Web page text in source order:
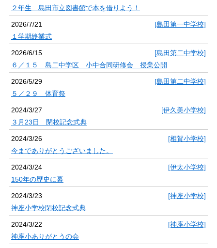
２年生 島田市立図書館で本を借りよう！
2026/7/21
[島田第一中学校]
１学期終業式
2026/6/15
[島田第二中学校]
６／１５ 島二中学区 小中合同研修会 授業公開
2026/5/29
[島田第二中学校]
５／２９ 体育祭
2024/3/27
[伊久美小学校]
３月23日 閉校記念式典
2024/3/26
[相賀小学校]
今までありがとうございました。
2024/3/24
[伊太小学校]
150年の歴史に幕
2024/3/23
[神座小学校]
神座小学校閉校記念式典
2024/3/22
[神座小学校]
神座小ありがとうの会